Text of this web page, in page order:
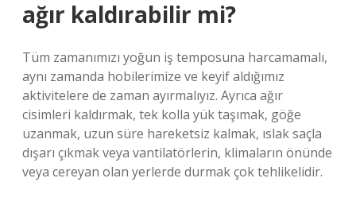
ağır kaldırabilir mi?
Tüm zamanımızı yoğun iş temposuna harcamamalı,
aynı zamanda hobilerimize ve keyif aldığımız
aktivitelere de zaman ayırmalıyız. Ayrıca ağır
cisimleri kaldırmak, tek kolla yük taşımak, göğe
uzanmak, uzun süre hareketsiz kalmak, ıslak saçla
dışarı çıkmak veya vantilatörlerin, klimaların önünde
veya cereyan olan yerlerde durmak çok tehlikelidir.